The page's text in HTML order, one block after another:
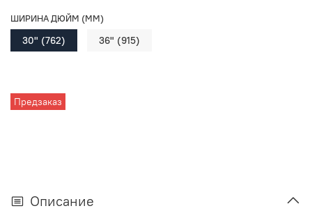
Предзаказ
ШИРИНА ДЮЙМ (ММ)
30" (762) 36" (915)
Описание